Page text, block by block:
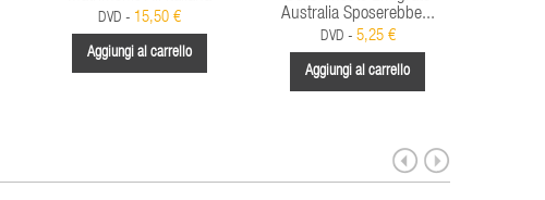
DVD - 15,50 €
Aggiungi al carrello
Australia Sposerebbe...
DVD - 5,25 €
Aggiungi al carrello